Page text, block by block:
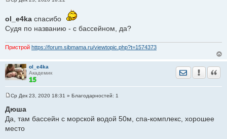
о
б
щ
и
ol_e4ka спасибо
Судя по названию - с бассейном, да?
Пристрой https://forum.sibmama.ru/viewtopic.php?t=1574373
ol_e4ka
Академик
Отправить
о
б
е
Ср Дек 23, 2020 18:31 » Благодарностей: 1
Дюша
Да, там бассейн с морской водой 50м, спа-комплекс, хорошее
место